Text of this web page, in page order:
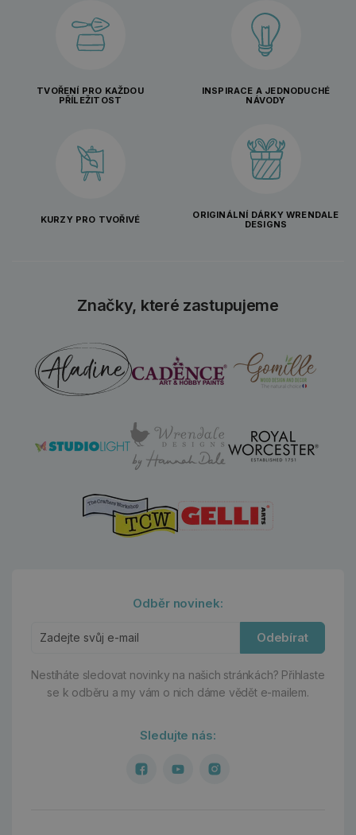
TVOŘENÍ PRO KAŽDOU
PŘÍLEŽITOST
INSPIRACE A JEDNODUCHÉ
NÁVODY
KURZY PRO TVOŘIVÉ
ORIGINÁLNÍ DÁRKY WRENDALE
DESIGNS
Značky, které zastupujeme
Odběr novinek:
Odebírat
Nestíháte sledovat novinky na našich stránkách? Přihlaste
se k odběru a my vám o nich dáme vědět e-mailem.
Sledujte nás: